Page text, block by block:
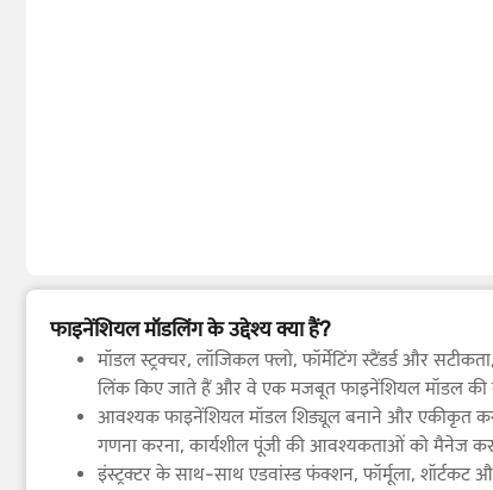
फाइनेंशियल मॉडलिंग के उद्देश्य क्या हैं?
मॉडल स्ट्रक्चर, लॉजिकल फ्लो, फॉर्मेटिंग स्टैंडर्ड और
लिंक किए जाते हैं और वे एक मजबूत फाइनेंशियल मॉडल की
आवश्यक फाइनेंशियल मॉडल शिड्यूल बनाने और एकीकृत
गणना करना, कार्यशील पूंजी की आवश्यकताओं को मैनेज
इंस्ट्रक्टर के साथ-साथ एडवांस्ड फंक्शन, फॉर्मूला,